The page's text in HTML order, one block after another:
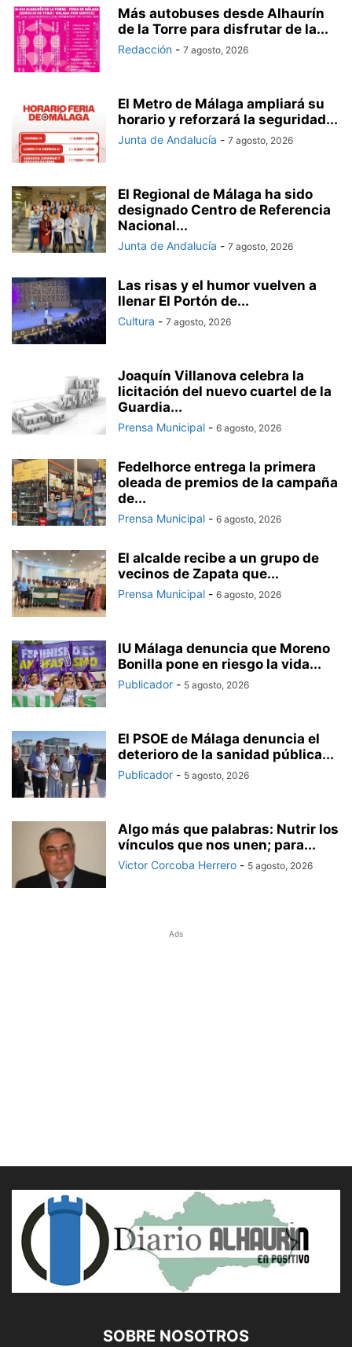
Más autobuses desde Alhaurín
de la Torre para disfrutar de la...
Redacción - 7 agosto, 2026
El Metro de Málaga ampliará su
horario y reforzará la seguridad...
Junta de Andalucía - 7 agosto, 2026
El Regional de Málaga ha sido
designado Centro de Referencia
Nacional...
Junta de Andalucía - 7 agosto, 2026
Las risas y el humor vuelven a
llenar El Portón de...
Cultura - 7 agosto, 2026
Joaquín Villanova celebra la
licitación del nuevo cuartel de la
Guardia...
Prensa Municipal - 6 agosto, 2026
Fedelhorce entrega la primera
oleada de premios de la campaña
de...
Prensa Municipal - 6 agosto, 2026
El alcalde recibe a un grupo de
vecinos de Zapata que...
Prensa Municipal - 6 agosto, 2026
IU Málaga denuncia que Moreno
Bonilla pone en riesgo la vida...
Publicador - 5 agosto, 2026
El PSOE de Málaga denuncia el
deterioro de la sanidad pública...
Publicador - 5 agosto, 2026
Algo más que palabras: Nutrir los
vínculos que nos unen; para...
Victor Corcoba Herrero - 5 agosto, 2026
Ads
SOBRE NOSOTROS